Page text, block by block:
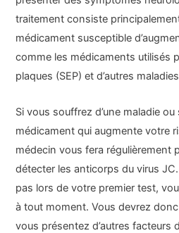
traitement consiste
médicament susceptible
comme les médicaments utilisés
plaques (SEP) et d’autres
Si vous souffrez d’une maladie
médicament qui augmente votre
médecin vous fera régulièrement
détecter les anticorps du virus
pas lors de votre premier test,
à tout moment. Vous devrez
vous présentez d’autres facteurs